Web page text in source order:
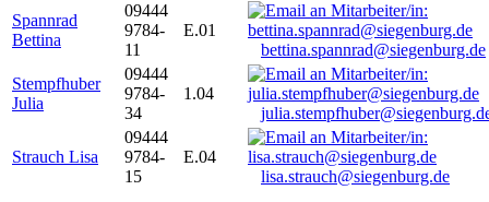
Spannrad
Bettina
09444
9784-
11
E.01
bettina.spannrad@siegenburg.de
Stempfhuber
Julia
09444
9784-
34
1.04
Strauch Lisa
09444
9784-
15
E.04
lisa.strauch@siegenburg.de